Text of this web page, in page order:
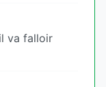
va falloir